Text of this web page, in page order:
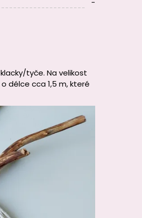
-
tyče. Na velikost
délce cca 1,5 m, které